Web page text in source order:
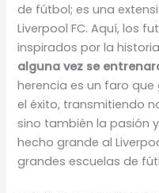
de fútbol; es una
Liverpool FC. Aquí, los
inspirados por la
alguna vez se
herencia es un faro
el éxito, transmitiendo
sino también la pasión
hecho grande al
grandes escuelas de